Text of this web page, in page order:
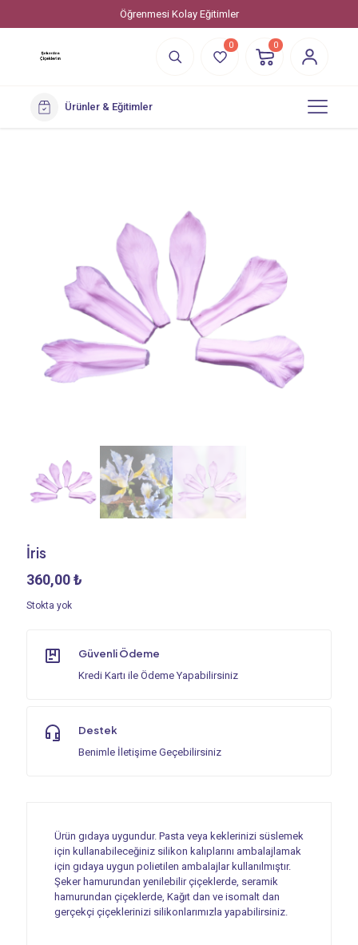
Öğrenmesi Kolay Eğitimler
0 0
Ürünler & Eğitimler
İris
360,00₺
Stokta yok
Güvenli Ödeme
Kredi Kartı ile Ödeme Yapabilirsiniz
Destek
Benimle İletişime Geçebilirsiniz
Ürün gıdaya uygundur. Pasta veya keklerinizi süslemek
için kullanabileceğiniz silikon kalıplarını ambalajlamak
için gıdaya uygun polietilen ambalajlar kullanılmıştır.
Şeker hamurundan yenilebilir çiçeklerde, seramik
hamurundan çiçeklerde, Kağıt dan ve isomalt dan
gerçekçi çiçeklerinizi silikonlarımızla yapabilirsiniz.